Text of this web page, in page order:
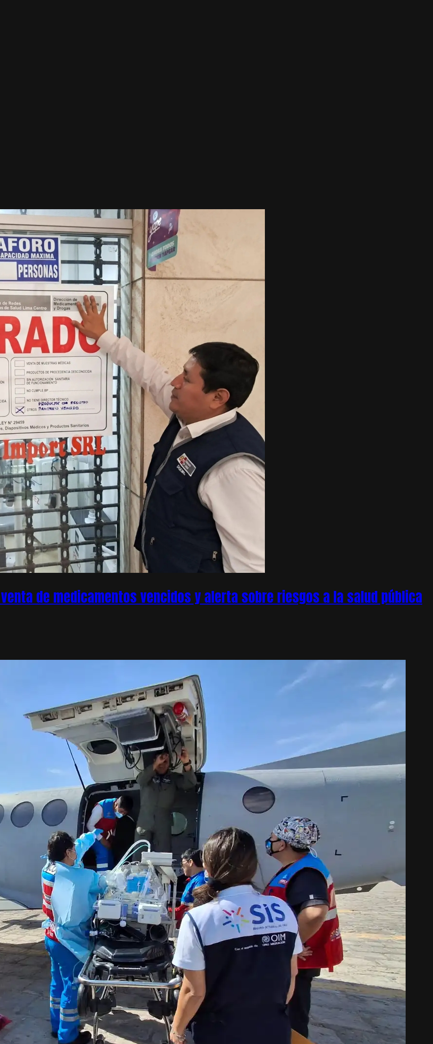
de medicamentos vencidos y alerta sobre riesgos a la salud pública